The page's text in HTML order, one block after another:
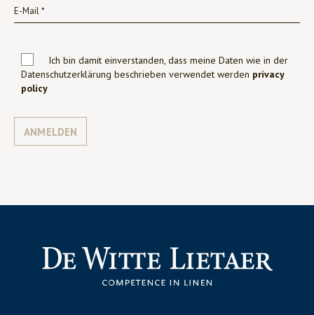
Ich bin damit einverstanden, dass meine Daten wie in der
Datenschutzerklärung beschrieben verwendet werden privacy
policy
ANMELDEN